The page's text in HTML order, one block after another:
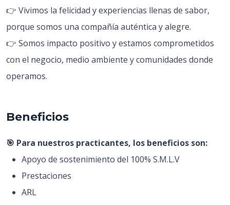
👉 Vivimos la felicidad y experiencias llenas de sabor,
porque somos una compañía auténtica y alegre.
👉 Somos impacto positivo y estamos comprometidos
con el negocio, medio ambiente y comunidades donde
operamos.
Beneficios
🎯 Para nuestros practicantes, los beneficios son:
Apoyo de sostenimiento del 100% S.M.L.V
Prestaciones
ARL